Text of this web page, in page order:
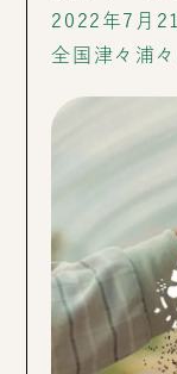
2022年7月
全国津々浦